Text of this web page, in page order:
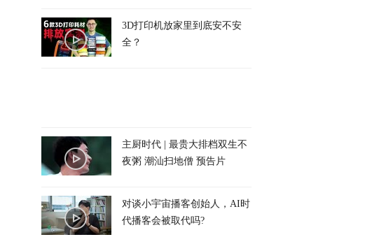
3D打印机放家里到底安不安
全？
主厨时代 | 最贵大排档双生不
夜粥 潮汕扫地僧 预告片
对谈小宇宙播客创始人，AI时
代播客会被取代吗?